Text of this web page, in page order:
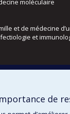
moléculaire
et de médecine
et
de